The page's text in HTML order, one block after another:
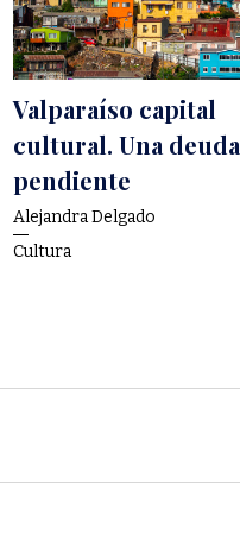
Valparaíso capital
cultural. Una deuda
pendiente
Alejandra Delgado
Cultura